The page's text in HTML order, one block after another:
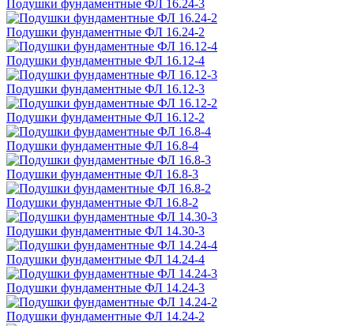
Подушки фундаментные ФЛ 16.24-3
Подушки фундаментные ФЛ 16.24-2
Подушки фундаментные ФЛ 16.12-4
Подушки фундаментные ФЛ 16.12-3
Подушки фундаментные ФЛ 16.12-2
Подушки фундаментные ФЛ 16.8-4
Подушки фундаментные ФЛ 16.8-3
Подушки фундаментные ФЛ 16.8-2
Подушки фундаментные ФЛ 14.30-3
Подушки фундаментные ФЛ 14.24-4
Подушки фундаментные ФЛ 14.24-3
Подушки фундаментные ФЛ 14.24-2